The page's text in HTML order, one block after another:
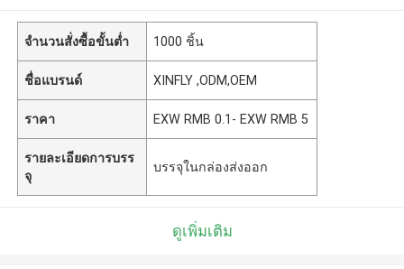
จำนวนสั่งซื้อขั้นต่ำ 1000 ชิ้น
ชื่อแบรนด์ XINFLY ,ODM,OEM
ราคา EXW RMB 0.1- EXW RMB 5
รายละเอียดการบรร
จุ
บรรจุในกล่องส่งออก
ดูเพิ่มเติม